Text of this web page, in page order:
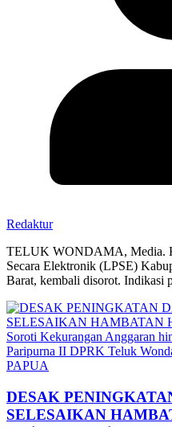
Redaktur
TELUK WONDAMA, Media.
Secara Elektronik (LPSE)
Barat, kembali disorot. Indikasi
PAPUA
DESAK
SELESAIKAN